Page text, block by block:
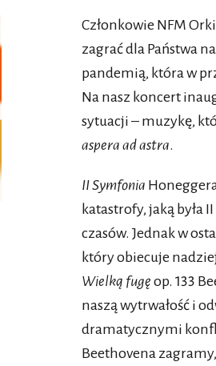
Członkowie NFM
zagrać dla Państwa
pandemią, która w
Na nasz koncert
sytuacji – muzykę,
aspera ad astra.
II Symfonia
katastrofy, jaką była
czasów. Jednak w
który obiecuje
Wielką fugę op. 133
naszą wytrwałość i
dramatycznymi
Beethovena